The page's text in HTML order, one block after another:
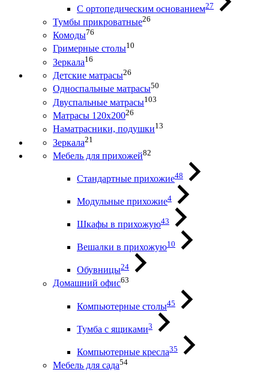
С ортопедическим основанием27
Тумбы прикроватные26
Комоды76
Гримерные столы10
Зеркала16
Детские матрасы26
Односпальные матрасы50
Двуспальные матрасы103
Матрасы 120х20026
Наматрасники, подушки13
Зеркала21
Мебель для прихожей82
Стандартные прихожие48
Модульные прихожие4
Шкафы в прихожую43
Вешалки в прихожую10
Обувницы24
Домашний офис63
Компьютерные столы45
Тумба с ящиками3
Компьютерные кресла35
Мебель для сада54